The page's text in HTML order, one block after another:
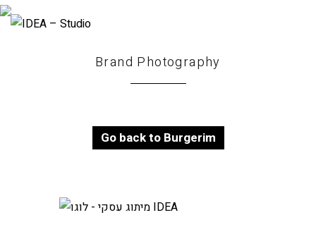
Brand Photography
Go back to Burgerim